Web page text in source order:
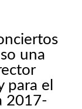
una
para el
2017-